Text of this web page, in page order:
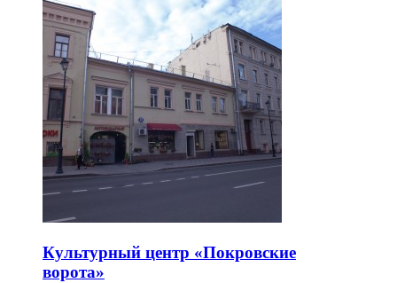
Культурный центр «Покровские
ворота»